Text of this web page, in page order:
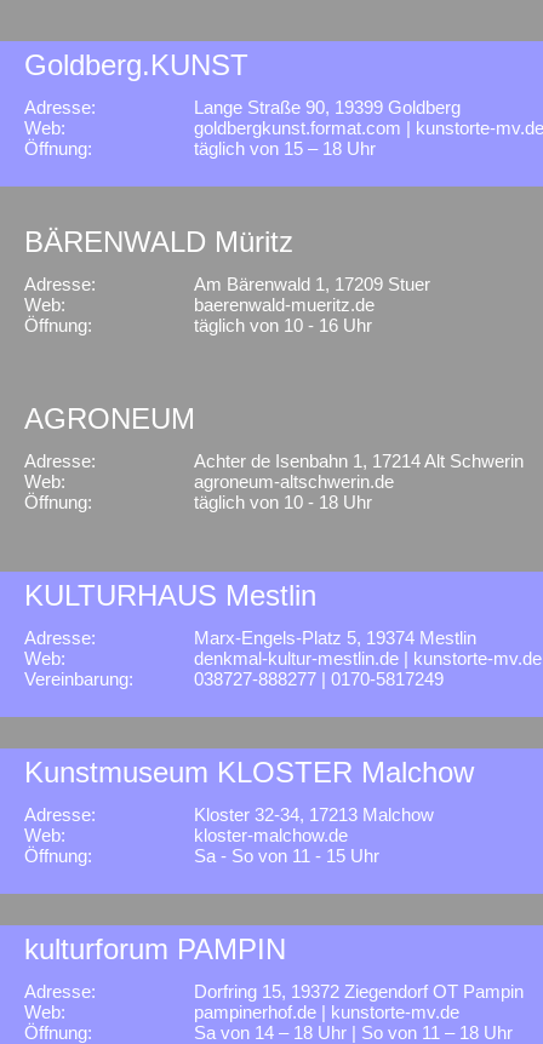
Goldberg.KUNST
Adresse:
Web:
Öffnung:
Lange Straße 90, 19399 Goldberg
goldbergkunst.format.com | kunstorte-mv.de
täglich von 15 – 18 Uhr
BÄRENWALD Müritz
Adresse:
Web:
Öffnung:
Am Bärenwald 1, 17209 Stuer
baerenwald-mueritz.de
täglich von 10 - 16 Uhr
AGRONEUM
Adresse:
Web:
Öffnung:
Achter de Isenbahn 1, 17214 Alt Schwerin
agroneum-altschwerin.de
täglich von 10 - 18 Uhr
KULTURHAUS Mestlin
Adresse:
Web:
Vereinbarung:
Marx-Engels-Platz 5, 19374 Mestlin
denkmal-kultur-mestlin.de | kunstorte-mv.de
038727-888277 | 0170-5817249
Kunstmuseum KLOSTER Malchow
Adresse:
Web:
Öffnung:
Kloster 32-34, 17213 Malchow
kloster-malchow.de
Sa - So von 11 - 15 Uhr
kulturforum PAMPIN
Adresse:
Web:
Öffnung:
Dorfring 15, 19372 Ziegendorf OT Pampin
pampinerhof.de | kunstorte-mv.de
Sa von 14 – 18 Uhr | So von 11 – 18 Uhr